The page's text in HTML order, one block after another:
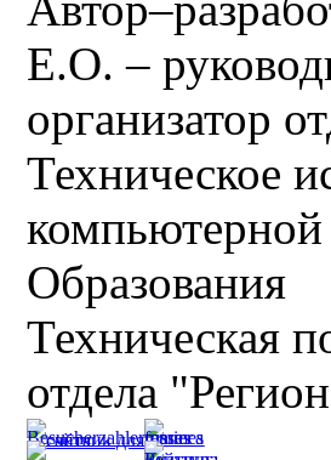
Е.О. –
организатор
Техническое
Образования
Техническая
отдела